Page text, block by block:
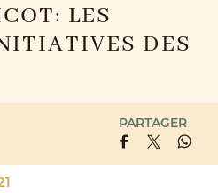
LES
DES
PARTAGER